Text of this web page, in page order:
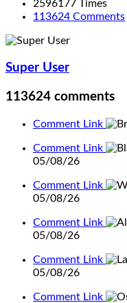
2596177 Times
113624 Comments
Super User
113624 comments
Comment Link
Comment Link
05/08/26
Comment Link
05/08/26
Comment Link
05/08/26
Comment Link
05/08/26
Comment Link